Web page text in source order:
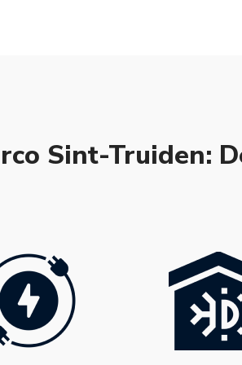
Sint-Truiden: